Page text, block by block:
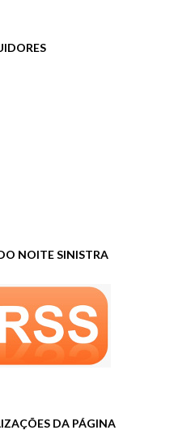
NOITE SINISTRA
DA PÁGINA